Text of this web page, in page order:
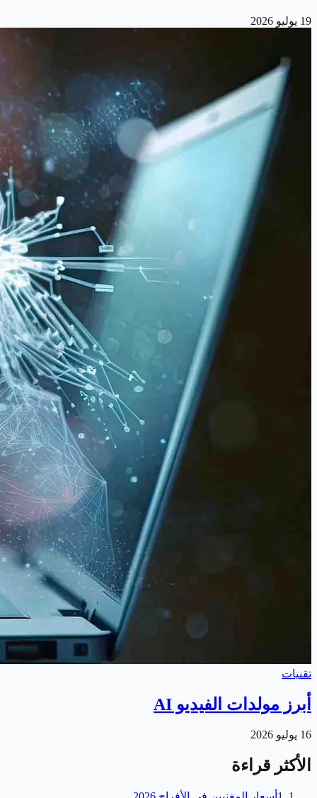
19 يوليو 2026
تقنيات
أبرز مولدات الفيديو AI
16 يوليو 2026
الأكثر قراءة